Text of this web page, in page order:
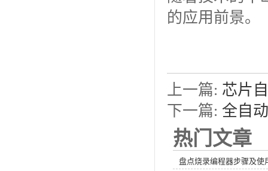
的应用前景。
上一篇: 芯片
下一篇: 全自
热门文章
盘点烧录编程器步骤及使